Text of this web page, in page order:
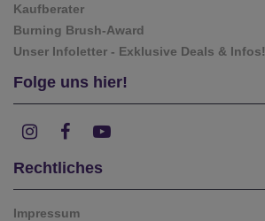
Kaufberater
Burning Brush-Award
Unser Infoletter - Exklusive Deals & Infos!
Folge uns hier!
Rechtliches
Impressum